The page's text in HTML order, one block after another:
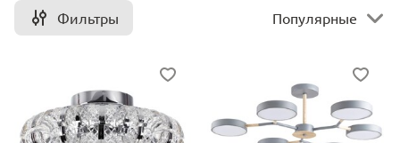
Фильтры Популярные